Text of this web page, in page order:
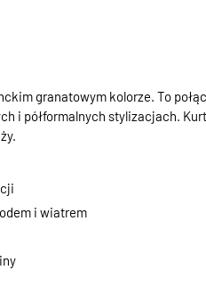
granatowym kolorze. To
i półformalnych stylizacjach.
i wiatrem